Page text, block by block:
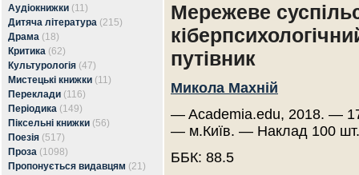
Аудіокнижки (11)
Дитяча література (215)
Драма (18)
Критика (62)
Культурологія (47)
Мистецькі книжки (11)
Переклади (116)
Періодика (149)
Піксельні книжки (56)
Поезія (517)
Проза (1098)
Пропонується видавцям (21)
Мережеве
путівник
Микола Махній
— Academia.edu, 2018. —
— м.Київ. — Наклад 100 шт.
ББК: 88.5